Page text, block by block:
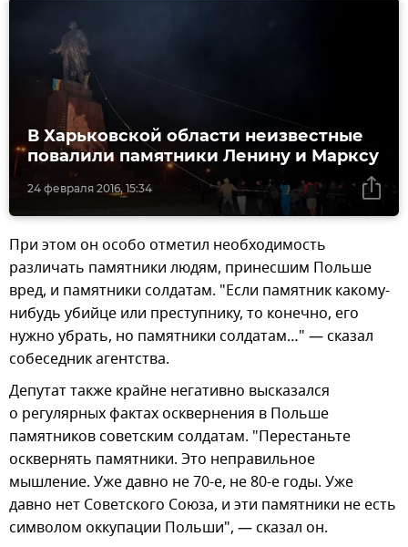
24 февраля 2016, 15:34
В Харьковской области неизвестные
повалили памятники Ленину и Марксу
При этом он особо отметил необходимость
различать памятники людям, принесшим Польше
вред, и памятники солдатам. "Если памятник какому-
нибудь убийце или преступнику, то конечно, его
нужно убрать, но памятники солдатам…" — сказал
собеседник агентства.
Депутат также крайне негативно высказался
о регулярных фактах осквернения в Польше
памятников советским солдатам. "Перестаньте
осквернять памятники. Это неправильное
мышление. Уже давно не 70-е, не 80-е годы. Уже
давно нет Советского Союза, и эти памятники не есть
символом оккупации Польши", — сказал он.